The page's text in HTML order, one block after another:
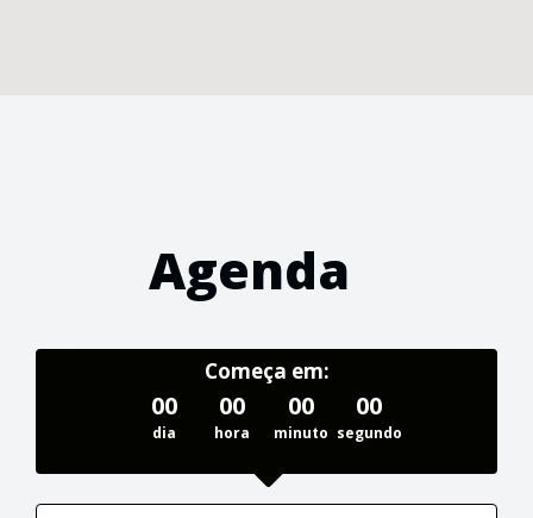
Agenda
Começa em:
00
dia
00
hora
00
minuto
00
segundo